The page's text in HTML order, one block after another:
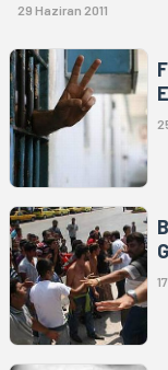
29 Haziran 2011